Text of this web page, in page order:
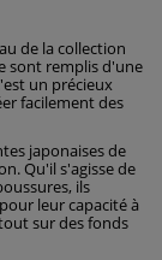
de la collection
sont remplis d'une
un précieux
facilement des
japonaises de
Qu'il s'agisse de
ils
leur capacité à
sur des fonds